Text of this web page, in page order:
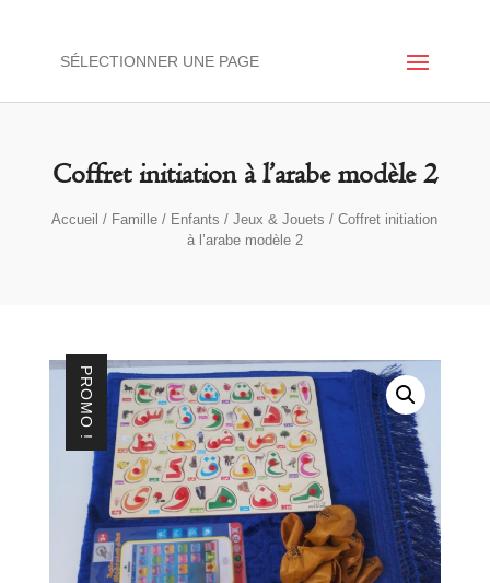
SÉLECTIONNER UNE PAGE
Coffret initiation à l’arabe modèle 2
Accueil / Famille / Enfants /Jeux & Jouets / Coffret initiation
à l’arabe modèle 2
PROMO !